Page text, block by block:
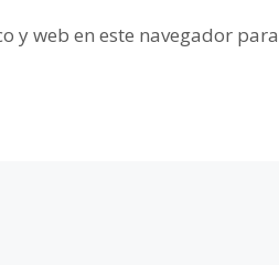
y web en este navegador